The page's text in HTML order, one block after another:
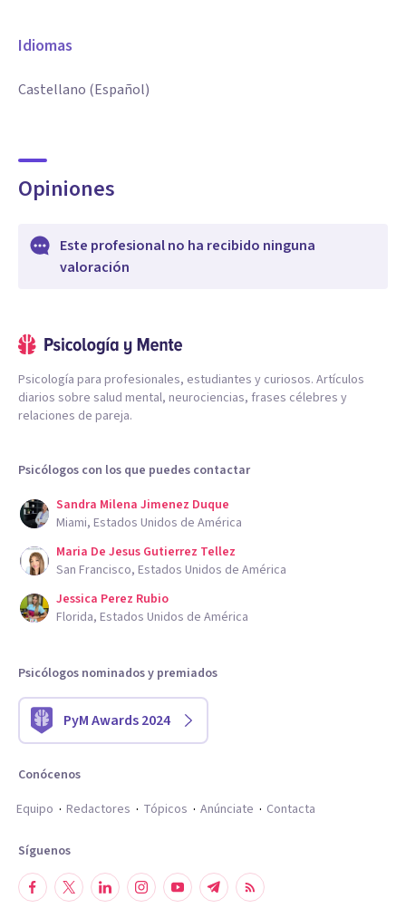
Idiomas
Castellano (Español)
Opiniones
Este profesional no ha recibido ninguna
valoración
Psicología para profesionales, estudiantes y curiosos. Artículos
diarios sobre salud mental, neurociencias, frases célebres y
relaciones de pareja.
Psicólogos con los que puedes contactar
Sandra Milena Jimenez Duque
Miami, Estados Unidos de América
Maria De Jesus Gutierrez Tellez
San Francisco, Estados Unidos de América
Jessica Perez Rubio
Florida, Estados Unidos de América
Psicólogos nominados y premiados
PyM Awards 2024
Conócenos
Equipo
Redactores Tópicos Anúnciate Contacta
Síguenos